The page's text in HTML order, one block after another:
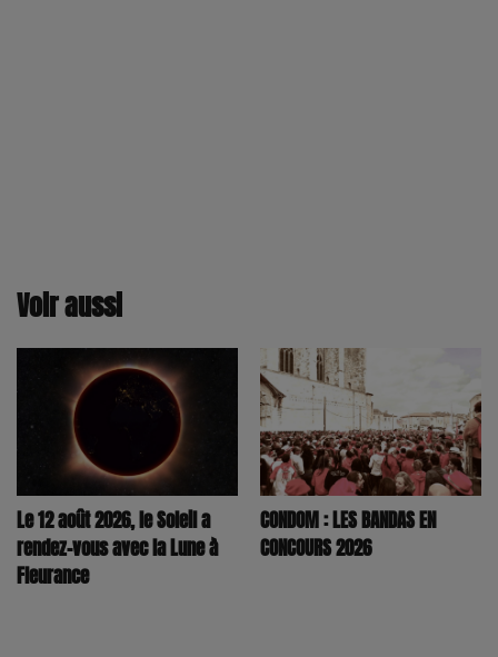
Voir aussi
Le 12 août 2026, le Soleil a
rendez-vous avec la Lune à
Fleurance
CONDOM : LES BANDAS EN
CONCOURS 2026